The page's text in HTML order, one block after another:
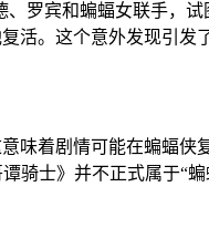
罗宾和蝙蝠女联手，
活。这个意外发现引发
味着剧情可能在蝙蝠
士》并不正式属于“